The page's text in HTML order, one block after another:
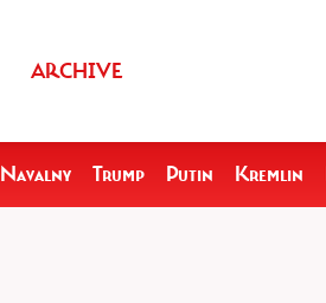
ARCHIVE
Navalny Trump Putin Kremlin